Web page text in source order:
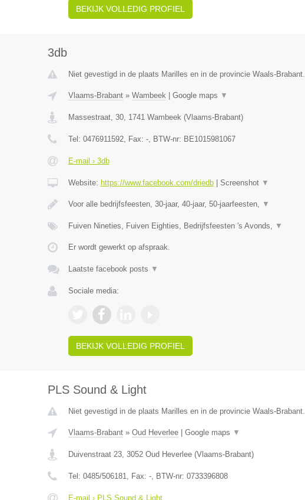
BEKIJK VOLLEDIG PROFIEL
3db
Niet gevestigd in de plaats Marilles en in de provincie Waals-Brabant.
Vlaams-Brabant» Wambeek| Google maps ▼
Massestraat, 30, 1741 Wambeek(Vlaams-Brabant)
Tel: 0476911592, Fax: -, BTW-nr: BE1015981067
E-mail › 3db
Website: https://www.facebook.com/driedb| Screenshot ▼
Voor alle bedrijfsfeesten, 30-jaar, 40-jaar, 50-jaarfeesten, ▼
Fuiven Nineties, Fuiven Eighties, Bedrijfsfeesten 's Avonds, ▼
Er wordt gewerkt op afspraak.
Laatste facebook posts ▼
Sociale media:
BEKIJK VOLLEDIG PROFIEL
PLS Sound & Light
Niet gevestigd in de plaats Marilles en in de provincie Waals-Brabant.
Vlaams-Brabant» Oud Heverlee| Google maps ▼
Duivenstraat 23, 3052 Oud Heverlee(Vlaams-Brabant)
Tel: 0485/506181, Fax: -, BTW-nr: 0733396808
E-mail › PLS Sound & Light